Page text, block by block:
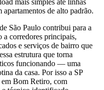
apartamentos de alto padrão.
São Paulo contribui para a
a corredores principais,
e serviços de bairro que
estrutura que torna
funcionando — uma
da casa. Por isso a SP
Bom Retiro, com